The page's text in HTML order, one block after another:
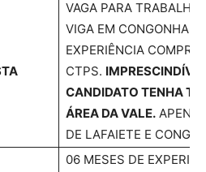
VAGA PARA
VIGA EM CONGONHAS.
EXPERIÊNCIA
CTPS.
CANDIDATO TENHA
ÁREA DA VALE.
DE LAFAIETE E
06 MESES DE